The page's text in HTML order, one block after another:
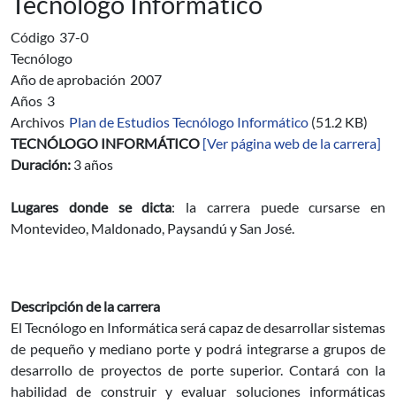
Código 37-0
Tecnólogo
Año de aprobación 2007
Años 3
Archivos Plan de Estudios Tecnólogo Informático (51.2 KB)
TECNÓLOGO INFORMÁTICO [Ver página web de la carrera]
Duración: 3 años
Lugares donde se dicta: la carrera puede cursarse en
Montevideo, Maldonado, Paysandú y San José.
Descripción de la carrera
El Tecnólogo en Informática será capaz de desarrollar sistemas
de pequeño y mediano porte y podrá integrarse a grupos de
desarrollo de proyectos de porte superior. Contará con la
habilidad de construir y evaluar soluciones informáticas